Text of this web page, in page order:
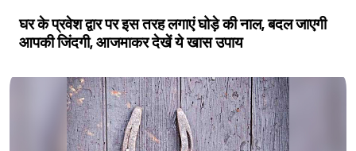
घर के प्रवेश द्वार पर इस तरह लगाएं घोड़े की नाल, बदल जाएगी
आपकी जिंदगी, आजमाकर देखें ये खास उपाय